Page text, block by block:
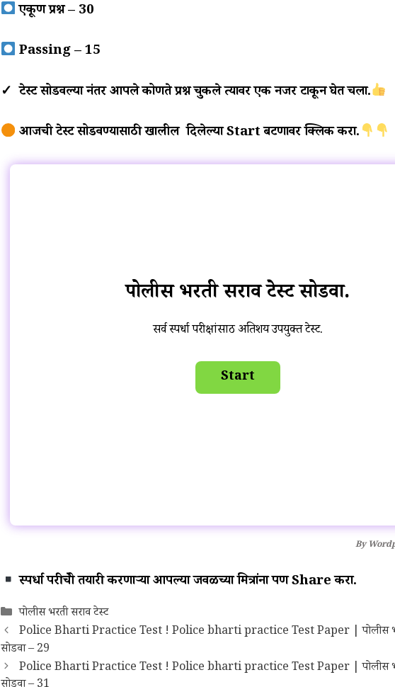
एकूण प्रश्न – 30
Passing – 15
✓ टेस्ट सोडवल्या नंतर आपले कोणते प्रश्न चुकले त्यावर एक नजर टाकून घेत चला.
आजची टेस्ट सोडवण्यासाठी खालील दिलेल्या Start बटणावर क्लिक करा.
पोलीस भरती सराव टेस्ट सोडवा.
सर्व स्पर्धा परीक्षांसाठी अतिशय उपयुक्त टेस्ट.
By
स्पर्धा परीक्षेची तयारी करणाऱ्या आपल्या जवळच्या मित्रांना पण Share करा.
Categories
पोलीस भरती सराव टेस्ट
Police Bharti Practice Test ! Police bharti practice Test Paper | पोलीस
सोडवा – 29
Police Bharti Practice Test ! Police bharti practice Test Paper | पोलीस